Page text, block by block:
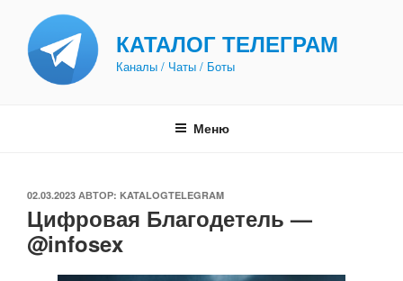
содержимому
КАТАЛОГ ТЕЛЕГРАМ
Каналы / Чаты / Боты
Меню
ОПУБЛИКОВАНО
02.03.2023 АВТОР: KATALOGTELEGRAM
Цифровая Благодетель —
@infosex